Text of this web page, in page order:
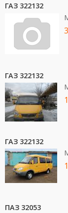
ГАЗ 322132
ГАЗ 322132
ГАЗ 322132
ПАЗ 32053